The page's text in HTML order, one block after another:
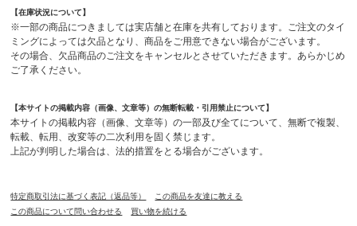
【在庫状況について】
※一部の商品につきましては実店舗と在庫を共有しております。ご注文のタイ
ミングによっては欠品となり、商品をご用意できない場合がございます。
その場合、欠品商品のご注文をキャンセルとさせていただきます。あらかじめ
ご了承ください。
【本サイトの掲載内容（画像、文章等）の無断転載・引用禁止について】
本サイトの掲載内容（画像、文章等）の一部及び全てについて、無断で複製、
転載、転用、改変等の二次利用を固く禁じます。
上記が判明した場合は、法的措置をとる場合がございます。
特定商取引法に基づく表記（返品等）
この商品を友達に教える
この商品について問い合わせる
買い物を続ける